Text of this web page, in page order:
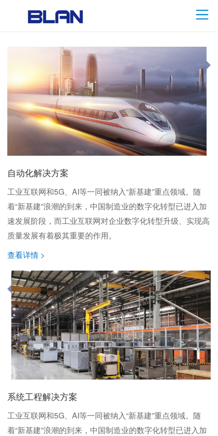
自动化解决方案
工业互联网和5G、AI等一同被纳入“新基建”重点领域。随
着“新基建”浪潮的到来，中国制造业的数字化转型已进入加
速发展阶段，而工业互联网对企业数字化转型升级、实现高
质量发展有着极其重要的作用。
查看详情 >
系统工程解决方案
工业互联网和5G、AI等一同被纳入“新基建”重点领域。随
着“新基建”浪潮的到来，中国制造业的数字化转型已进入加